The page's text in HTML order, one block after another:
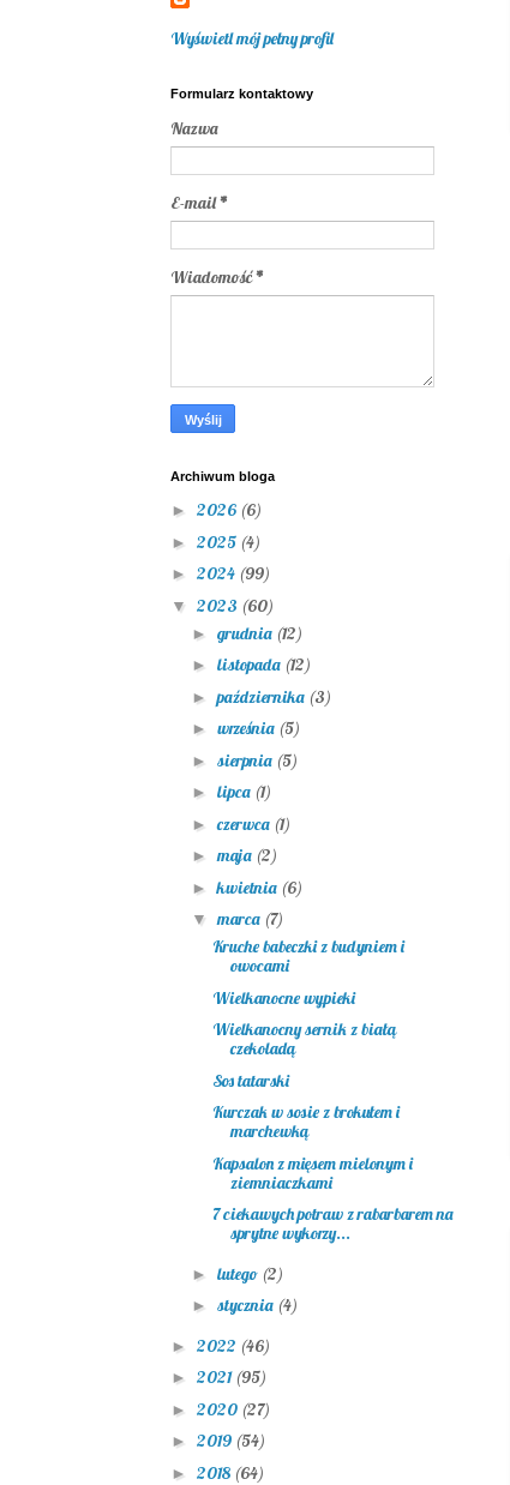
Wyświetl mój pełny profil
Formularz kontaktowy
Nazwa
E-mail*
Wiadomość*
Archiwum bloga
► 2026 (6)
► 2025 (4)
► 2024 (99)
▼ 2023 (60)
► grudnia (12)
► listopada (12)
►października (3)
► września (5)
► sierpnia (5)
► lipca (1)
►czerwca (1)
►maja (2)
►kwietnia (6)
▼marca (7)
Kruche babeczki z budyniem i
owocami
Wielkanocne wypieki
Wielkanocny sernik z białą
czekoladą
Sos tatarski
Kurczak w sosie z brokułem i
marchewką
Kapsalon z mięsem mielonym i
ziemniaczkami
7 ciekawych potraw z rabarbarem na
sprytne wykorzy...
► lutego (2)
► stycznia (4)
► 2022 (46)
► 2021 (95)
► 2020 (27)
► 2019 (54)
► 2018 (64)